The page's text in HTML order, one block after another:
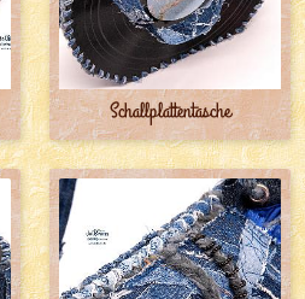
Schallplattentasche